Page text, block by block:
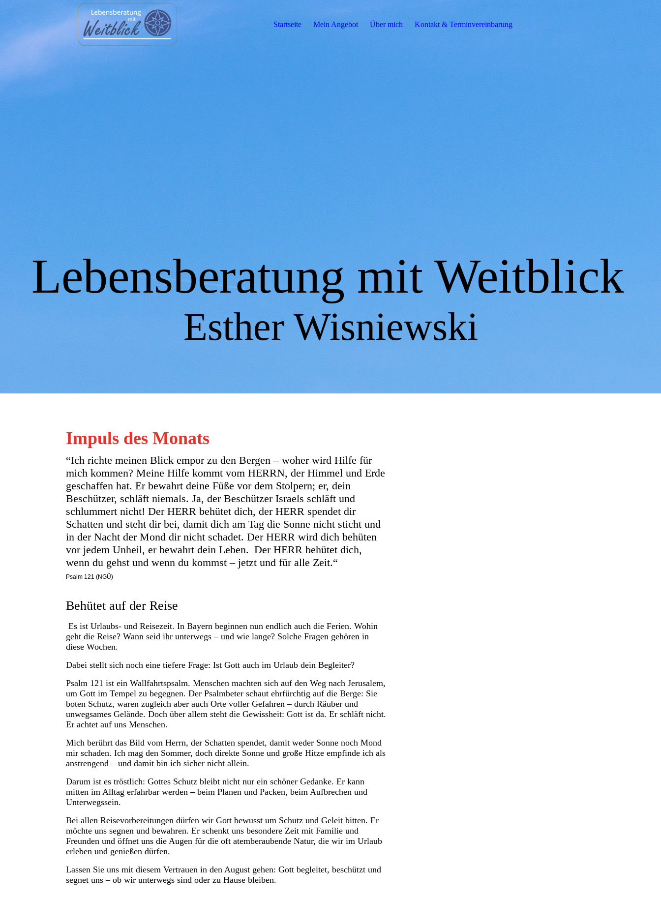
Startseite Mein Angebot Über mich Kontakt & Terminvereinbarung
Lebensberatung mit Weitblick
Esther Wisniewski
Impuls des Monats
“Ich richte meinen Blick empor zu den Bergen – woher wird Hilfe für
mich kommen? Meine Hilfe kommt vom HERRN, der Himmel und Erde
geschaffen hat. Er bewahrt deine Füße vor dem Stolpern; er, dein
Beschützer, schläft niemals. Ja, der Beschützer Israels schläft und
schlummert nicht! Der HERR behütet dich, der HERR spendet dir
Schatten und steht dir bei, damit dich am Tag die Sonne nicht sticht und
in der Nacht der Mond dir nicht schadet. Der HERR wird dich behüten
vor jedem Unheil, er bewahrt dein Leben. Der HERR behütet dich,
wenn du gehst und wenn du kommst – jetzt und für alle Zeit.“
Psalm 121 (NGÜ)
Behütet auf der Reise
Es ist Urlaubs- und Reisezeit. In Bayern beginnen nun endlich auch die Ferien. Wohin
geht die Reise? Wann seid ihr unterwegs – und wie lange? Solche Fragen gehören in
diese Wochen.
Dabei stellt sich noch eine tiefere Frage: Ist Gott auch im Urlaub dein Begleiter?
Psalm 121 ist ein Wallfahrtspsalm. Menschen machten sich auf den Weg nach Jerusalem,
um Gott im Tempel zu begegnen. Der Psalmbeter schaut ehrfürchtig auf die Berge: Sie
boten Schutz, waren zugleich aber auch Orte voller Gefahren – durch Räuber und
unwegsames Gelände. Doch über allem steht die Gewissheit: Gott ist da. Er schläft nicht.
Er achtet auf uns Menschen.
Mich berührt das Bild vom Herrn, der Schatten spendet, damit weder Sonne noch Mond
mir schaden. Ich mag den Sommer, doch direkte Sonne und große Hitze empfinde ich als
anstrengend – und damit bin ich sicher nicht allein.
Darum ist es tröstlich: Gottes Schutz bleibt nicht nur ein schöner Gedanke. Er kann
mitten im Alltag erfahrbar werden – beim Planen und Packen, beim Aufbrechen und
Unterwegssein.
Bei allen Reisevorbereitungen dürfen wir Gott bewusst um Schutz und Geleit bitten. Er
möchte uns segnen und bewahren. Er schenkt uns besondere Zeit mit Familie und
Freunden und öffnet uns die Augen für die oft atemberaubende Natur, die wir im Urlaub
erleben und genießen dürfen.
Lassen Sie uns mit diesem Vertrauen in den August gehen: Gott begleitet, beschützt und
segnet uns – ob wir unterwegs sind oder zu Hause bleiben.